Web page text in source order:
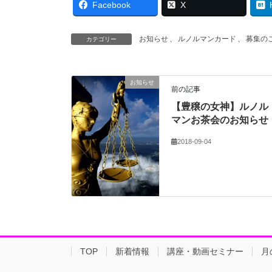
Facebook X
カテゴリー お知らせ 、 ルノルマンカード 、 募集の
お知らせ
前の記事
【豊穣の女神】ルノル
マンお茶会のお知らせ
2018-09-04
TOP 新着情報 講座・動画セミナー